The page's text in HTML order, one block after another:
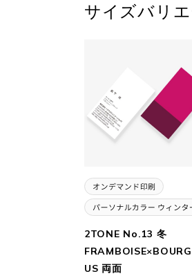
サイズバリ
2TONE No.13 冬
US 両面